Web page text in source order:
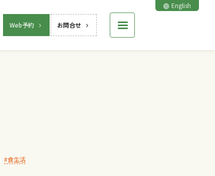
Web予約 お問合せ
English
食生活